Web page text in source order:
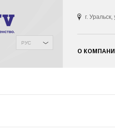
РУС
г.
О